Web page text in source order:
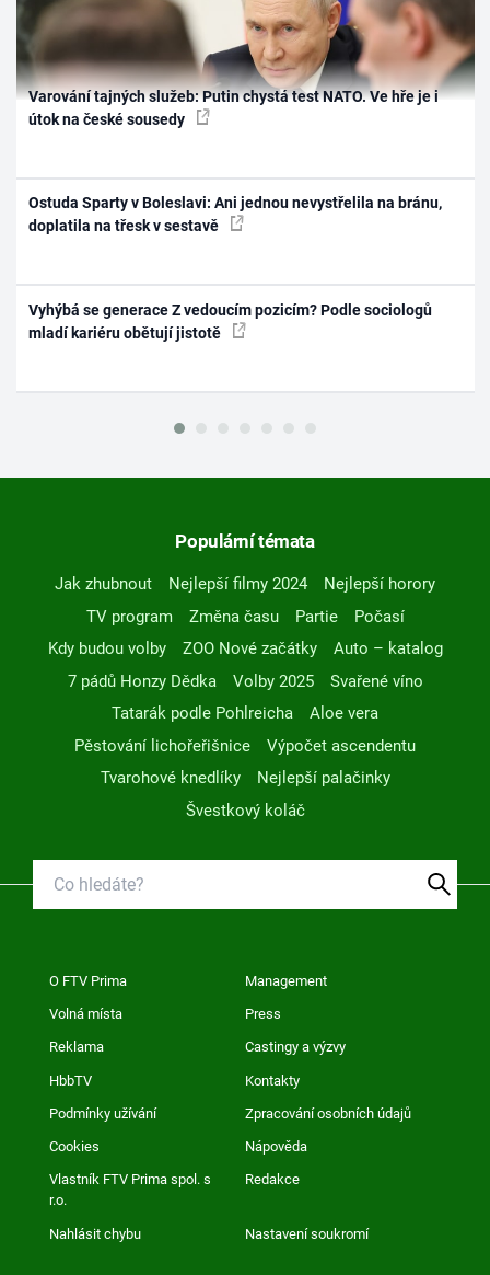
Varování tajných služeb: Putin chystá test NATO. Ve hře je i
útok na české sousedy
Ostuda Sparty v Boleslavi: Ani jednou nevystřelila na bránu,
doplatila na třesk v sestavě
Vyhýbá se generace Z vedoucím pozicím? Podle sociologů
mladí kariéru obětují jistotě
Populární témata
Jak zhubnout Nejlepší filmy 2024
Nejlepší horory
TV program
Změna času Partie
Počasí
Kdy budou volby
ZOO Nové začátky
Auto – katalog
7 pádů Honzy Dědka
Volby 2025
Svařené víno
Tatarák podle Pohlreicha
Aloe vera
Pěstování lichořeřišnice
Výpočet ascendentu
Tvarohové knedlíky
Nejlepší palačinky
Švestkový koláč
O FTV Prima Management
Volná místa Press
Reklama Castingy a výzvy
HbbTV Kontakty
Podmínky užívání Zpracování osobních údajů
Cookies Nápověda
Vlastník FTV Prima spol. s
r.o.
Redakce
Nahlásit chybu Nastavení soukromí